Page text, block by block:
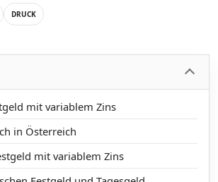
DRUCK
mit variablem Zins
in Österreich
mit variablem Zins